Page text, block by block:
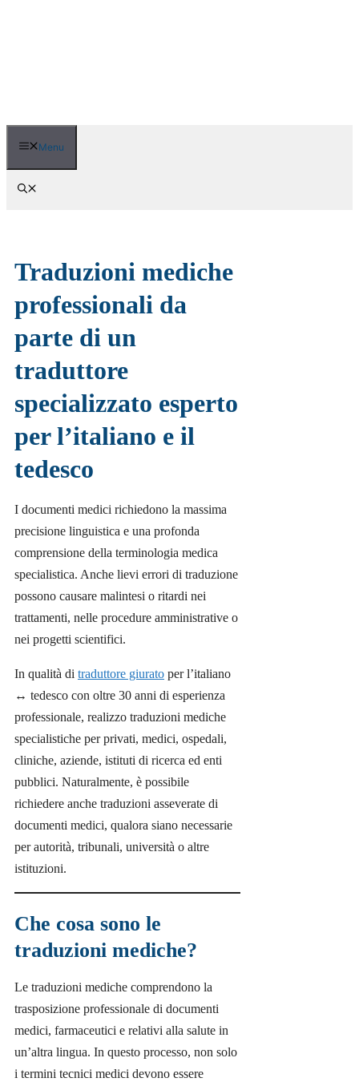
Menu
Traduzioni mediche
professionali da
parte di un
traduttore
specializzato esperto
per l’italiano e il
tedesco
I documenti medici richiedono la massima
precisione linguistica e una profonda
comprensione della terminologia medica
specialistica. Anche lievi errori di traduzione
possono causare malintesi o ritardi nei
trattamenti, nelle procedure amministrative o
nei progetti scientifici.
In qualità di traduttore giurato per l’italiano
↔ tedesco con oltre 30 anni di esperienza
professionale, realizzo traduzioni mediche
specialistiche per privati, medici, ospedali,
cliniche, aziende, istituti di ricerca ed enti
pubblici. Naturalmente, è possibile
richiedere anche traduzioni asseverate di
documenti medici, qualora siano necessarie
per autorità, tribunali, università o altre
istituzioni.
Che cosa sono le
traduzioni mediche?
Le traduzioni mediche comprendono la
trasposizione professionale di documenti
medici, farmaceutici e relativi alla salute in
un’altra lingua. In questo processo, non solo
i termini tecnici medici devono essere